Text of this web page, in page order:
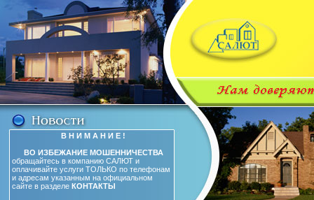
В Н И М А Н И Е !
ВО ИЗБЕЖАНИЕ МОШЕННИЧЕСТВА
обращайтесь в компанию САЛЮТ и
оплачивайте услуги ТОЛЬКО по телефонам
и адресам указанным на официальном
сайте в разделе КОНТАКТЫ